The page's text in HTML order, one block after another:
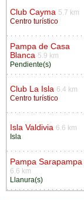
Club Cayma 5.7 km
Centro turístico
Pampa de Casa
Blanca 5.9 km
Pendiente(s)
Club La Isla 6.4 km
Centro turístico
Isla Valdivia 6.6 km
Isla
Pampa Sarapampa
6.6 km
Llanura(s)